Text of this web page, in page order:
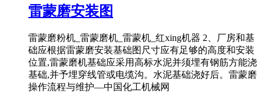
雷蒙磨安装图
雷蒙磨粉机_雷蒙磨机_雷蒙机_红xing机器 2、厂房和基
础应根据雷蒙磨安装基础图尺寸应有足够的高度和安装
位置,雷蒙磨机基础应采用高标水泥并须埋有钢筋方能浇
基础,并予埋穿线管或电缆沟。水泥基础浇好后。雷蒙磨
操作流程与维护—中国化工机械网